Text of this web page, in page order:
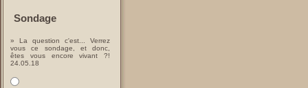
Sondage
» La question c'est... Verrez
vous ce sondage, et donc,
êtes vous encore vivant ?!
24.05.18